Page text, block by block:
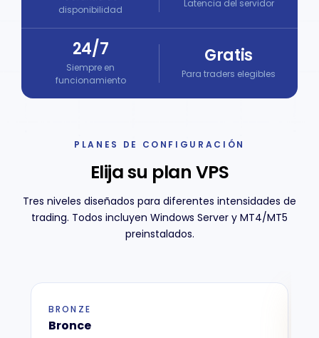
disponibilidad
Latencia del servidor
24/7
Siempre en
funcionamiento
Gratis
Para traders elegibles
PLANES DE CONFIGURACIÓN
Elija su plan VPS
Tres niveles diseñados para diferentes intensidades de
trading. Todos incluyen Windows Server y MT4/MT5
preinstalados.
BRONZE
Bronce